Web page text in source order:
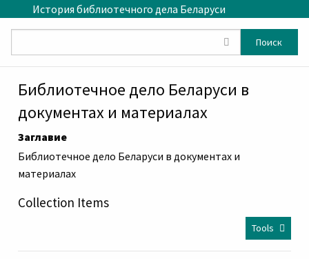
Skip to main content
История библиотечного дела Беларуси
Поиск
Библиотечное дело Беларуси в
документах и материалах
Заглавие
Библиотечное дело Беларуси в документах и
материалах
Collection Items
Tools